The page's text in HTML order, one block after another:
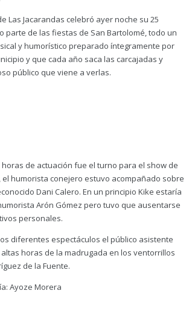
Las Jacarandas celebró ayer noche su 25
parte de las fiestas de San Bartolomé, todo un
y humorístico preparado íntegramente por
y que cada año saca las carcajadas y
público que viene a verlas.
de actuación fue el turno para el show de
el humorista conejero estuvo acompañado sobre
Dani Calero. En un principio Kike estaría
Arón Gómez pero tuvo que ausentarse
personales.
diferentes espectáculos el público asistente
horas de la madrugada en los ventorrillos
de la Fuente.
Ayoze Morera